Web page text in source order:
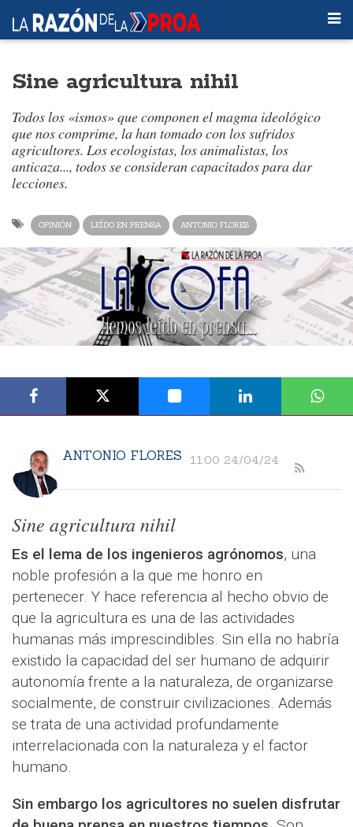
Sine agricultura nihil
Todos los «ismos» que componen el magma ideológico
que nos comprime, la han tomado con los sufridos
agricultores. Los ecologistas, los animalistas, los
anticaza..., todos se consideran capacitados para dar
lecciones.
OPINIÓN LEÍDO EN PRENSA ANTONIO FLORES
ANTONIO FLORES 11:00 24/04/24
Sine agricultura nihil
Es el lema de los ingenieros agrónomos, una
noble profesión a la que me honro en
pertenecer. Y hace referencia al hecho obvio de
que la agricultura es una de las actividades
humanas más imprescindibles. Sin ella no habría
existido la capacidad del ser humano de adquirir
autonomía frente a la naturaleza, de organizarse
socialmente, de construir civilizaciones. Además
se trata de una actividad profundamente
interrelacionada con la naturaleza y el factor
humano.
Sin embargo los agricultores no suelen disfrutar